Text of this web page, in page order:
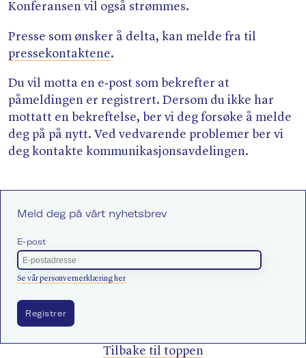
Konferansen vil også strømmes.
Presse som ønsker å delta, kan melde fra til
pressekontaktene.
Du vil motta en e‑post som bekrefter at
påmeldingen er registrert. Dersom du ikke har
mottatt en bekreftelse, ber vi deg forsøke å melde
deg på på nytt. Ved vedvarende problemer ber vi
deg kontakte kommunikasjonsavdelingen.
Meld deg på vårt nyhetsbrev
E-post
Se vår personvernerklæring her
Tilbake til toppen